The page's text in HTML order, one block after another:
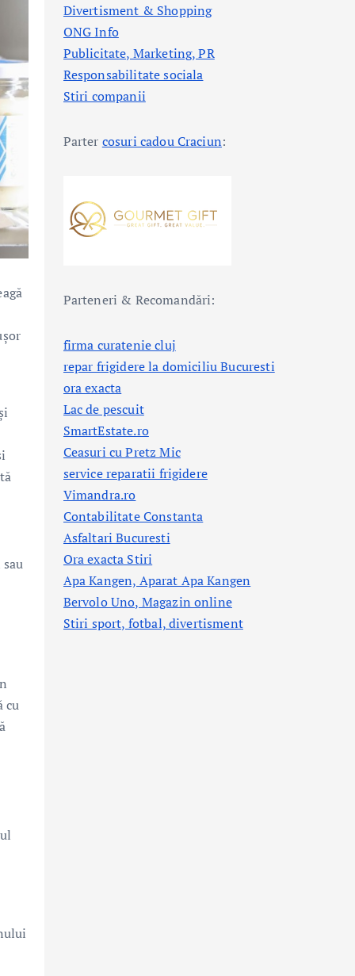
cu
Divertisment & Shopping
ONG Info
Publicitate, Marketing, PR
Responsabilitate sociala
Stiri companii
Parter cosuri cadou Craciun:
Parteneri & Recomandări:
firma curatenie cluj
repar frigidere la domiciliu Bucuresti
ora exacta
Lac de pescuit
SmartEstate.ro
Ceasuri cu Pretz Mic
service reparatii frigidere
Vimandra.ro
Contabilitate Constanta
Asfaltari Bucuresti
Ora exacta Stiri
Apa Kangen, Aparat Apa Kangen
Bervolo Uno, Magazin online
Stiri sport, fotbal,divertisment